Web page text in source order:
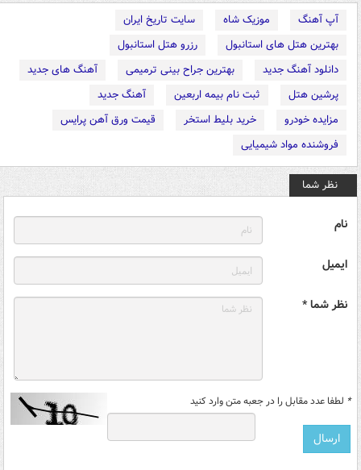
آپ آهنگ موزیک شاه
سایت تاریخ ایران
بهترین هتل های استانبول
رزرو هتل استانبول
دانلود آهنگ جدید
بهترین جراح بینی ترمیمی
آهنگ های جدید
پرشین هتل
ثبت نام بیمه اربعین
آهنگ جدید
مزایده خودرو
خرید بلیط استخر
قیمت ورق آهن پرایس
فروشنده مواد شیمیایی
نظر شما
نام
ایمیل
نظر شما *
* لطفا عدد مقابل را در جعبه متن وارد کنید